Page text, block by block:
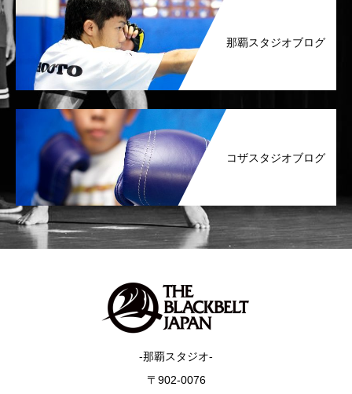
那覇スタジオブログ
コザスタジオブログ
-那覇スタジオ-
〒902-0076